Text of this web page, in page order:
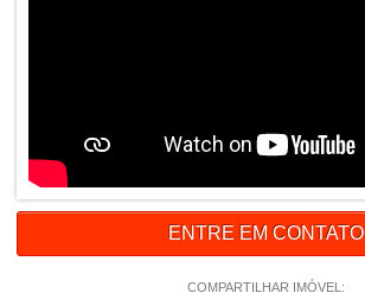
ENTRE EM CONTATO
COMPARTILHAR IMÓVEL: